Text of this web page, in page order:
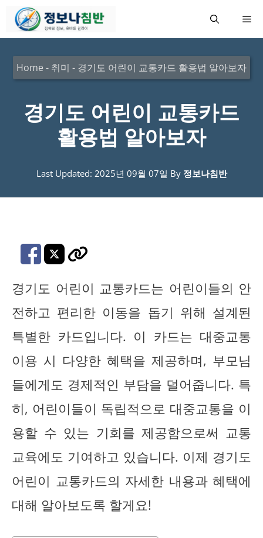
메
Home - 취미 - 경기도 어린이 교통카드 활용법 알아보자
경기도 어린이 교통카드
활용법 알아보자
Last Updated: 2025년 09월 07일 By 정보나침반
경기도 어린이 교통카드는 어린이들의 안
전하고 편리한 이동을 돕기 위해 설계된
특별한 카드입니다. 이 카드는 대중교통
이용 시 다양한 혜택을 제공하며, 부모님
들에게도 경제적인 부담을 덜어줍니다. 특
히, 어린이들이 독립적으로 대중교통을 이
용할 수 있는 기회를 제공함으로써 교통
교육에도 기여하고 있습니다. 이제 경기도
어린이 교통카드의 자세한 내용과 혜택에
대해 알아보도록 할게요!